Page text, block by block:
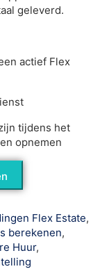
geleverd.
actief Flex
tijdens het
opnemen
Flex Estate,
berekenen,
Huur,